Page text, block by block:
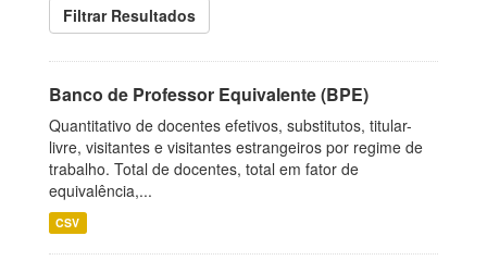
Filtrar Resultados
Banco de Professor Equivalente (BPE)
Quantitativo de docentes efetivos, substitutos, titular-
livre, visitantes e visitantes estrangeiros por regime de
trabalho. Total de docentes, total em fator de
equivalência,...
CSV